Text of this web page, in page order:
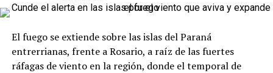
El fuego se extiende sobre las islas del Paraná
entrerrianas, frente a Rosario, a raíz de las fuertes
ráfagas de viento en la región, donde el temporal de